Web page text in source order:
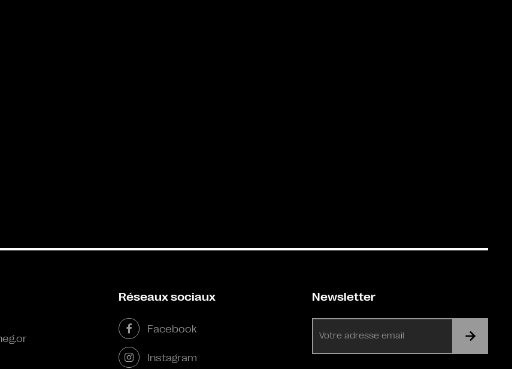
Réseaux sociaux
Facebook
Instagram
Newsletter
mail